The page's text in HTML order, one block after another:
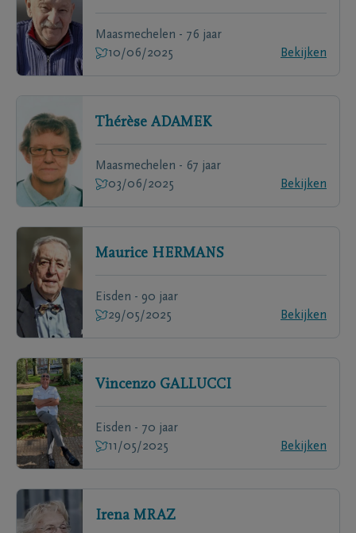
Maasmechelen - 76 jaar
10/06/2025
Bekijken
Thérèse ADAMEK
Maasmechelen - 67 jaar
03/06/2025
Bekijken
Maurice HERMANS
Eisden - 90 jaar
29/05/2025
Bekijken
Vincenzo GALLUCCI
Eisden - 70 jaar
11/05/2025
Bekijken
Irena MRAZ